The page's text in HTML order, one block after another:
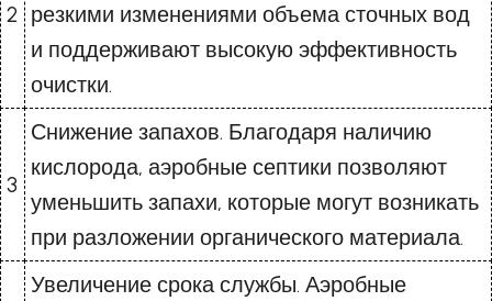
2 резкими изменениями объема сточных вод
и поддерживают высокую эффективность
очистки.
3
Снижение запахов. Благодаря наличию
кислорода, аэробные септики позволяют
уменьшить запахи, которые могут возникать
при разложении органического материала.
Увеличение срока службы. Аэробные